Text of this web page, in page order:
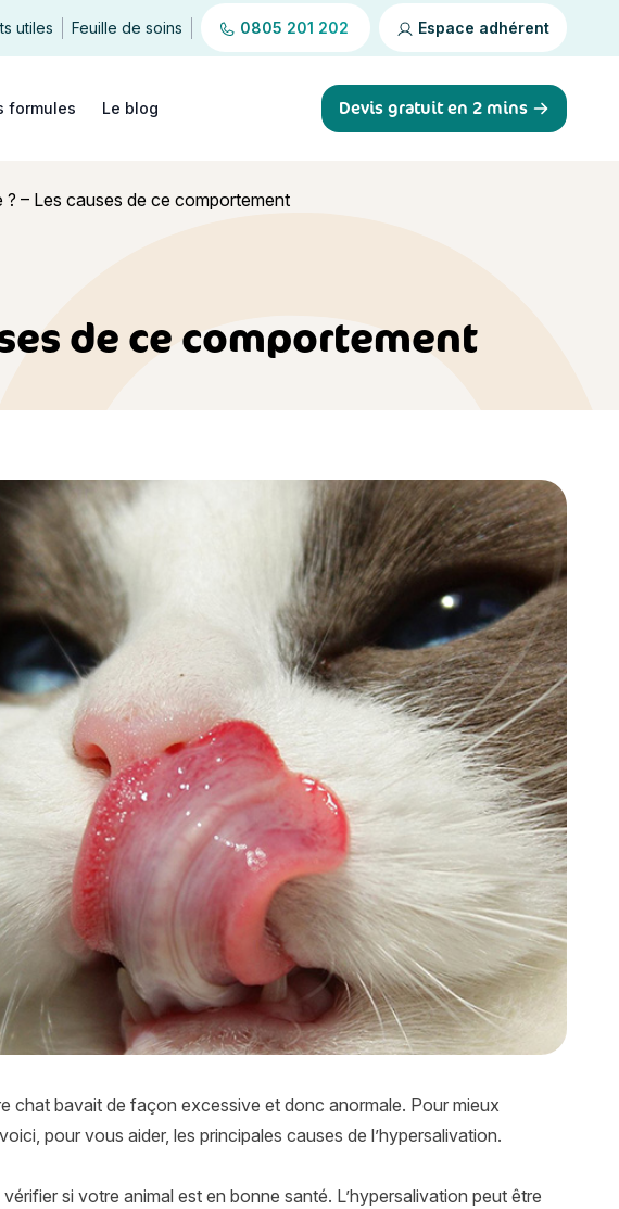
utiles Feuille de soins 0805 201 202 Espace adhérent
formules Le blog Devis gratuit en 2 mins
– Les causes de ce comportement
de ce comportement
chat bavait de façon excessive et donc anormale. Pour mieux
pour vous aider, les principales causes de l’hypersalivation.
si votre animal est en bonne santé. L’hypersalivation peut être